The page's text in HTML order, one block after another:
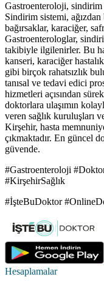
Gastroenteroloji, sindirim
Sindirim sistemi,
bağırsaklar, karaciğer,
Gastroenterologlar,
takibiyle ilgilenirler. Bu
kanseri, karaciğer
gibi birçok rahatsızlık
tanısal ve tedavi edici
hizmetleri açısından
doktorlara ulaşımın
veren sağlık kuruluşları
Kirşehir, hasta
çıkmaktadır. En güncel
güvende.
#Gastroenteroloji
#KirşehirSağlık
#İşteBuDoktor
Hesaplamalar